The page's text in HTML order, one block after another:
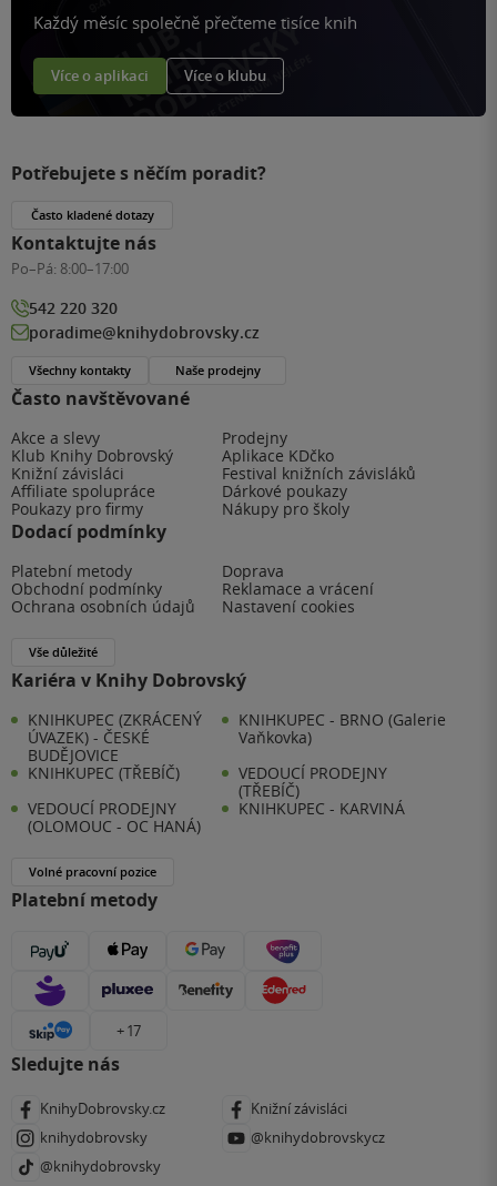
Každý měsíc společně přečteme tisíce knih
Více o aplikaci Více o klubu
Často navštěvované
Akce a slevy
Prodejny
Klub Knihy Dobrovský
Aplikace KDčko
Knižní závisláci
Festival knižních závisláků
Affiliate spolupráce
Dárkové poukazy
Poukazy pro firmy
Nákupy pro školy
Dodací podmínky
Platební metody
Doprava
Obchodní podmínky
Reklamace a vrácení
Ochrana osobních údajů
Nastavení cookies
Vše důležité
Kariéra v Knihy Dobrovský
KNIHKUPEC (ZKRÁCENÝ
ÚVAZEK) - ČESKÉ
BUDĚJOVICE
KNIHKUPEC - BRNO (Galerie
Vaňkovka)
KNIHKUPEC (TŘEBÍČ)
VEDOUCÍ PRODEJNY
(TŘEBÍČ)
VEDOUCÍ PRODEJNY
(OLOMOUC - OC HANÁ)
KNIHKUPEC - KARVINÁ
Volné pracovní pozice
Platební metody
+ 17
Sledujte nás
KnihyDobrovsky.cz
Knižní závisláci
knihydobrovsky
@knihydobrovskycz
@knihydobrovsky
Potřebujete s něčím poradit?
Často kladené dotazy
Kontaktujte nás
Po–Pá: 8:00–17:00
542 220 320
poradime@knihydobrovsky.cz
Všechny kontakty Naše prodejny